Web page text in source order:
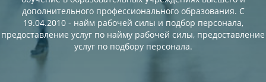
дополнительного профессионального образования. С
19.04.2010 - найм рабочей силы и подбор персонала,
предоставление услуг по найму рабочей силы, предоставление
услуг по подбору персонала.